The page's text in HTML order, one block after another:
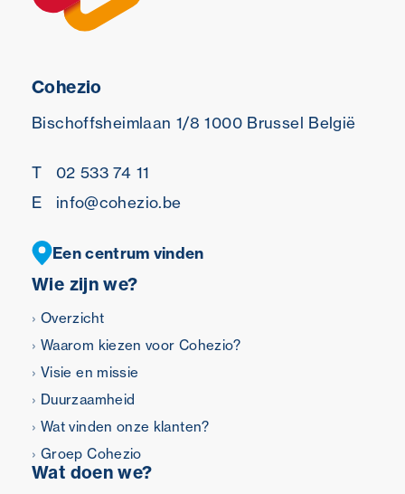
Wie zijn we?
Overzicht
Waarom kiezen voor Cohezio?
Visie en missie
Duurzaamheid
Wat vinden onze klanten?
Groep Cohezio
Wat doen we?
Cohezio
Bischoffsheimlaan 1/8 1000 Brussel België
T
02 533 74 11
E
info@cohezio.be
Een centrum vinden